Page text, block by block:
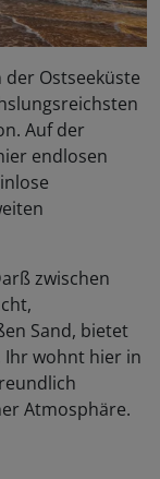
der Ostseeküste
Auf der
endlosen
zwischen
Sand, bietet
Ihr wohnt hier in
Atmosphäre.